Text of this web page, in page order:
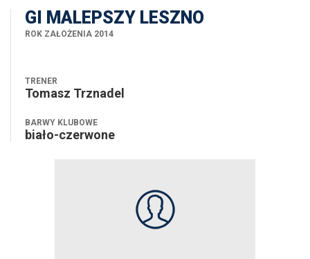
GI MALEPSZY LESZNO
ROK ZAŁOŻENIA 2014
TRENER
Tomasz Trznadel
BARWY KLUBOWE
biało-czerwone